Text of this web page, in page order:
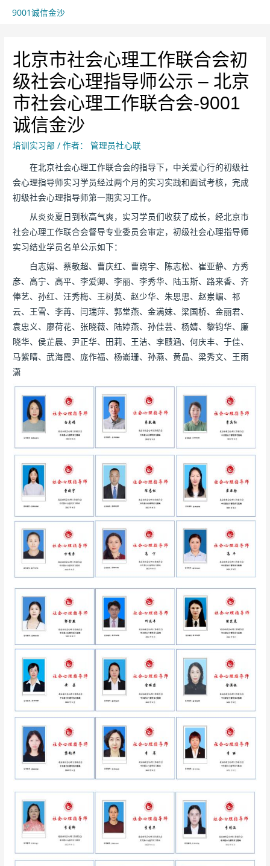
9001诚信金沙
北京市社会心理工作联合会初
级社会心理指导师公示 – 北京
市社会心理工作联合会-9001
诚信金沙
培训实习部 / 作者：
管理员社心联
在北京社会心理工作联合会的指导下，中关爱心行的初级社
会心理指导师实习学员经过两个月的实习实践和面试考核，完成
初级社会心理指导师第一期实习工作。
从炎炎夏日到秋高气爽，实习学员们收获了成长，经北京市
社会心理工作联合会督导专业委员会审定，初级社会心理指导师
实习结业学员名单公示如下：
白志娟、蔡敬超、曹庆红、曹晓宇、陈志松、崔亚静、方秀
彦、高宁、高平、李爱卿、李丽、李秀华、陆玉斯、路来香、齐
俸艺、孙红、汪秀梅、王树英、赵少华、朱思思、赵岽嵋、祁
云、王雪、李苒、闫瑞萍、郭堂燕、金满妹、梁国桥、金丽君、
袁忠义、廖荷花、张晓薇、陆婷燕、孙佳芸、杨婧、黎钧华、廉
晓华、侯芷晨、尹正华、田莉、王洁、李赜涵、何庆丰、于佳、
马紫晴、武海霞、庞作福、杨嵛珊、孙燕、黄晶、梁秀文、王雨
潇